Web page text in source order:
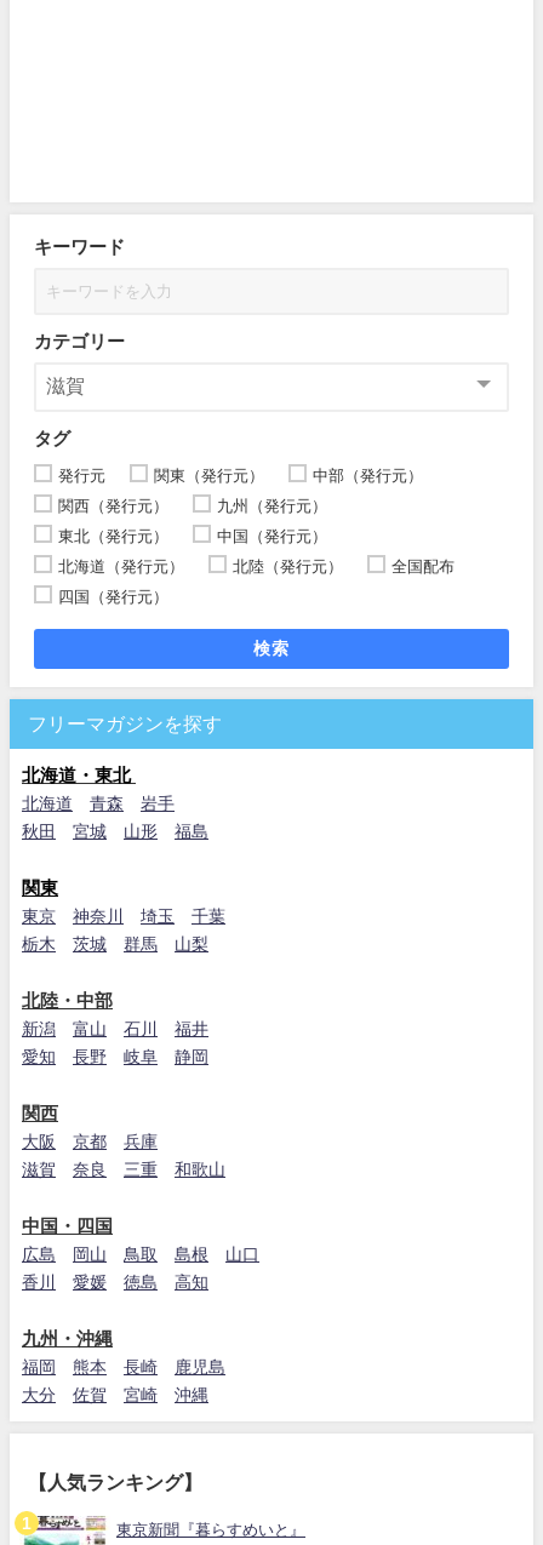
キーワード
カテゴリー
タグ
発行元 関東（発行元）
中部（発行元）
関西（発行元）
九州（発行元）
東北（発行元）
中国（発行元）
北海道（発行元）
北陸（発行元）
全国配布
四国（発行元）
検索
フリーマガジンを探す
北海道・東北
北海道 青森
岩手
秋田
宮城 山形 福島
関東
東京 神奈川 埼玉
千葉
栃木
茨城 群馬 山梨
北陸・中部
新潟 富山 石川
福井
愛知
長野 岐阜 静岡
関西
大阪 京都
兵庫
滋賀
奈良 三重 和歌山
中国・四国
広島 岡山 鳥取 島根
山口
香川
愛媛 徳島 高知
九州・沖縄
福岡 熊本 長崎
鹿児島
大分
佐賀 宮崎 沖縄
【人気ランキング】
東京新聞『暮らすめいと』